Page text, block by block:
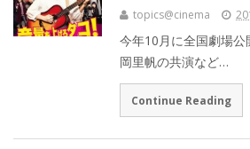
topics@cinema
今年10月に全国劇場
岡里帆の共演など…
Continue Reading